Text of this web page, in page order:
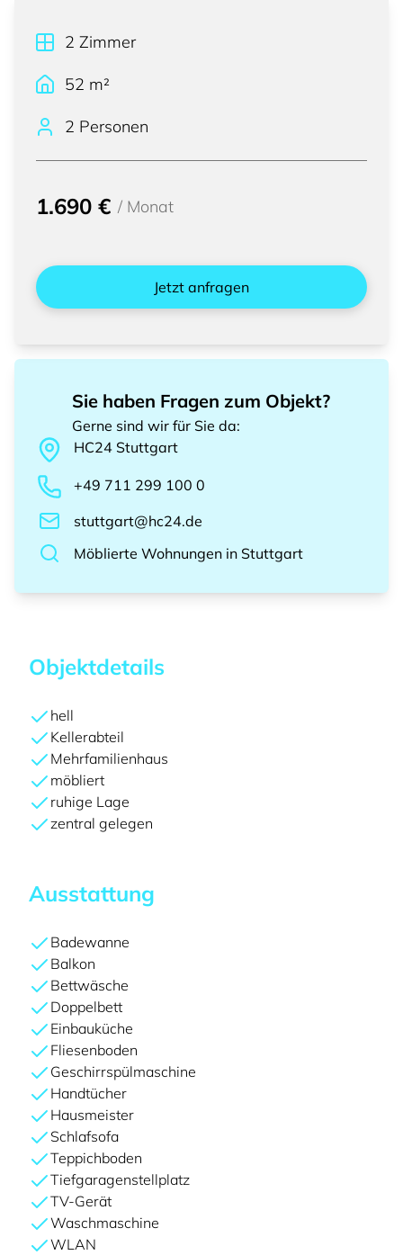
2 Zimmer
52 m²
2 Personen
1.690 € / Monat
Jetzt anfragen
Sie haben Fragen zum Objekt?
Gerne sind wir für Sie da:
HC24 Stuttgart
+49 711 299 100 0
stuttgart@hc24.de
Möblierte Wohnungen in Stuttgart
Objektdetails
hell
Kellerabteil
Mehrfamilienhaus
möbliert
ruhige Lage
zentral gelegen
Ausstattung
Badewanne
Balkon
Bettwäsche
Doppelbett
Einbauküche
Fliesenboden
Geschirrspülmaschine
Handtücher
Hausmeister
Schlafsofa
Teppichboden
Tiefgaragenstellplatz
TV-Gerät
Waschmaschine
WLAN